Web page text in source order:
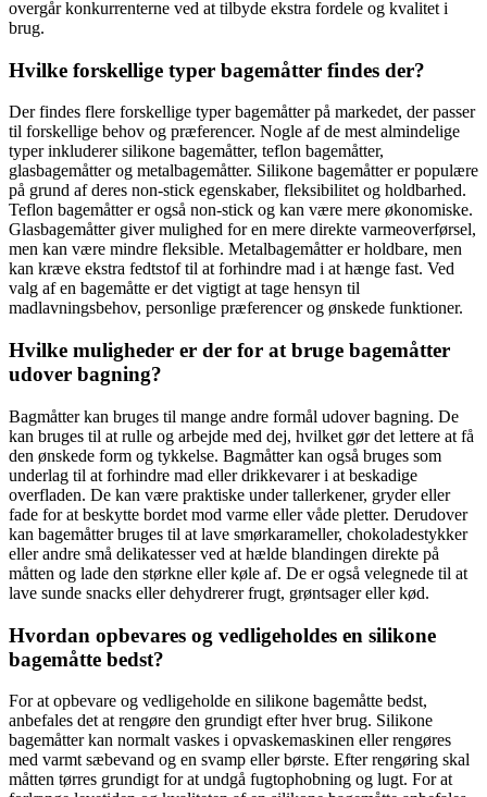
overgår konkurrenterne ved at tilbyde ekstra fordele og kvalitet i
brug.
Hvilke forskellige typer bagemåtter findes der?
Der findes flere forskellige typer bagemåtter på markedet, der passer
til forskellige behov og præferencer. Nogle af de mest almindelige
typer inkluderer silikone bagemåtter, teflon bagemåtter,
glasbagemåtter og metalbagemåtter. Silikone bagemåtter er populære
på grund af deres non-stick egenskaber, fleksibilitet og holdbarhed.
Teflon bagemåtter er også non-stick og kan være mere økonomiske.
Glasbagemåtter giver mulighed for en mere direkte varmeoverførsel,
men kan være mindre fleksible. Metalbagemåtter er holdbare, men
kan kræve ekstra fedtstof til at forhindre mad i at hænge fast. Ved
valg af en bagemåtte er det vigtigt at tage hensyn til
madlavningsbehov, personlige præferencer og ønskede funktioner.
Hvilke muligheder er der for at bruge bagemåtter
udover bagning?
Bagmåtter kan bruges til mange andre formål udover bagning. De
kan bruges til at rulle og arbejde med dej, hvilket gør det lettere at få
den ønskede form og tykkelse. Bagmåtter kan også bruges som
underlag til at forhindre mad eller drikkevarer i at beskadige
overfladen. De kan være praktiske under tallerkener, gryder eller
fade for at beskytte bordet mod varme eller våde pletter. Derudover
kan bagemåtter bruges til at lave smørkarameller, chokoladestykker
eller andre små delikatesser ved at hælde blandingen direkte på
måtten og lade den størkne eller køle af. De er også velegnede til at
lave sunde snacks eller dehydrerer frugt, grøntsager eller kød.
Hvordan opbevares og vedligeholdes en silikone
bagemåtte bedst?
For at opbevare og vedligeholde en silikone bagemåtte bedst,
anbefales det at rengøre den grundigt efter hver brug. Silikone
bagemåtter kan normalt vaskes i opvaskemaskinen eller rengøres
med varmt sæbevand og en svamp eller børste. Efter rengøring skal
måtten tørres grundigt for at undgå fugtophobning og lugt. For at